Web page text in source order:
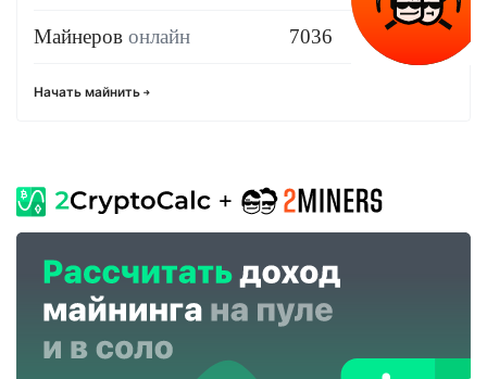
Майнеров онлайн 7036
Начать майнить